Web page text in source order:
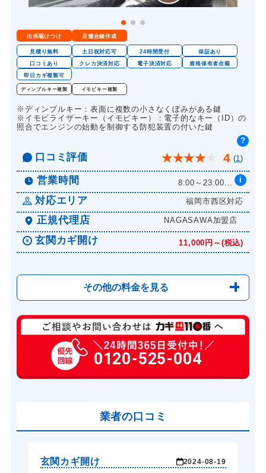
出張駆けつけ 店舗合鍵作成
見積り無料 土日祝対応可 24時間受付
保証あり
口コミあり
クレカ決済対応 電子決済対応
資格保有者在籍
即日カギ複製可
ディンプルキー複製 イモビキー複製
※ディンプルキー：表面に複数の小さなくぼみがある鍵
※イモビライザーキー（イモビキー）：電子的なキー（ID）の
照合でエンジンの始動を制御する防犯装置の付いた鍵
口コミ評価 ★★★★ 4 (1)
営業時間 8:00～23:00... i
対応エリア 福岡市西区対応
正規代理店 NAGASAWA加盟店
?
玄関カギ開け 11,000円～(税込)
その他の料金を見る
玄関カギ複製 1000円(税込)～
玄関カギ開け 11,000円～(税込)
玄関カギ修理 6,600円～(税込)
バイクカギ開け 13,200円～(税込)
0120-525-004
業者の口コミ
玄関カギ開け 2024-08-19